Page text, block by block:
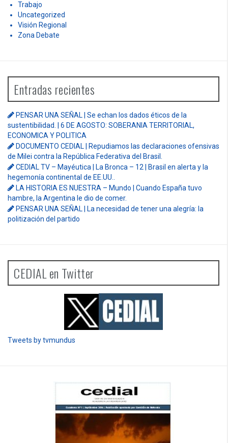
Trabajo
Uncategorized
Visión Regional
Zona Debate
Entradas recientes
PENSAR UNA SEÑAL | Se echan los dados éticos de la
sustentibilidad. | 6 DE AGOSTO: SOBERANIA TERRITORIAL,
ECONOMICA Y POLITICA
DOCUMENTO CEDIAL | Repudiamos las declaraciones ofensivas
de Milei contra la República Federativa del Brasil.
CEDIAL TV – Mayéutica | La Bronca – 12 | Brasil en alerta y la
hegemonía continental de EE.UU..
LA HISTORIA ES NUESTRA – Mundo | Cuando España tuvo
hambre, la Argentina le dio de comer.
PENSAR UNA SEÑAL | La necesidad de tener una alegría: la
politización del partido
CEDIAL en Twitter
Tweets by tvmundus